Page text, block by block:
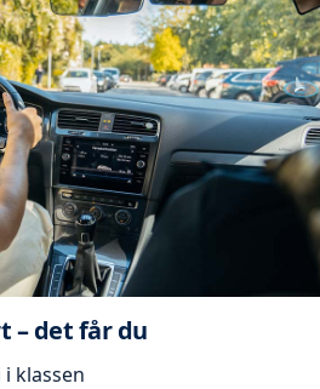
– det får du
klassen